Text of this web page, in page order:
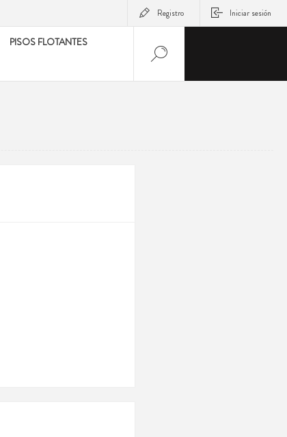
Registro Iniciar sesión
PISOS FLOTANTES